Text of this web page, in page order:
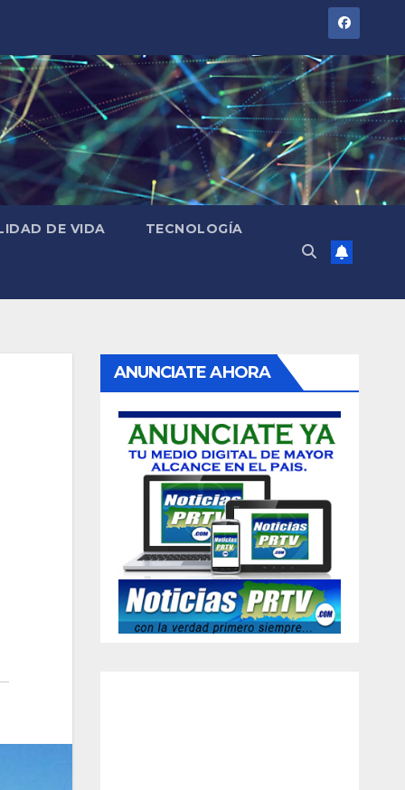
DE VIDA TECNOLOGÍA
ANUNCIATE AHORA